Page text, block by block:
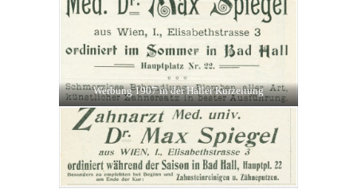
Werbung 1907 in der Haller Kurzeitung